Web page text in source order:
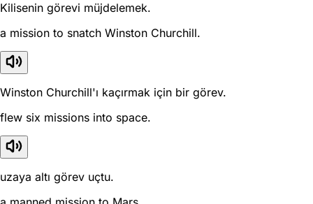
Kilisenin görevi müjdelemek.
a mission to snatch Winston Churchill.
Winston Churchill'ı kaçırmak için bir görev.
flew six missions into space.
uzaya altı görev uçtu.